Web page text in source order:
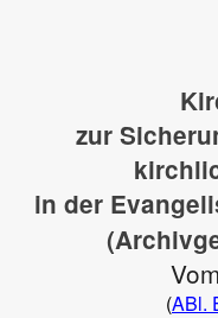
zur
in der
(ABl.